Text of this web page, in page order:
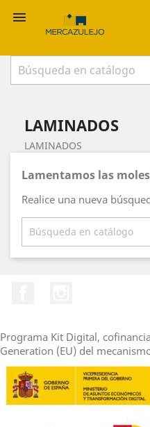

LAMINADOS
LAMINADOS
Lamentamos las
Realice una nueva
Programa Kit Digital,
Generation (EU) del